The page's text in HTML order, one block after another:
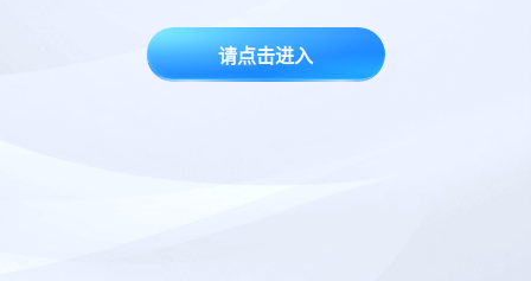
请点击进入